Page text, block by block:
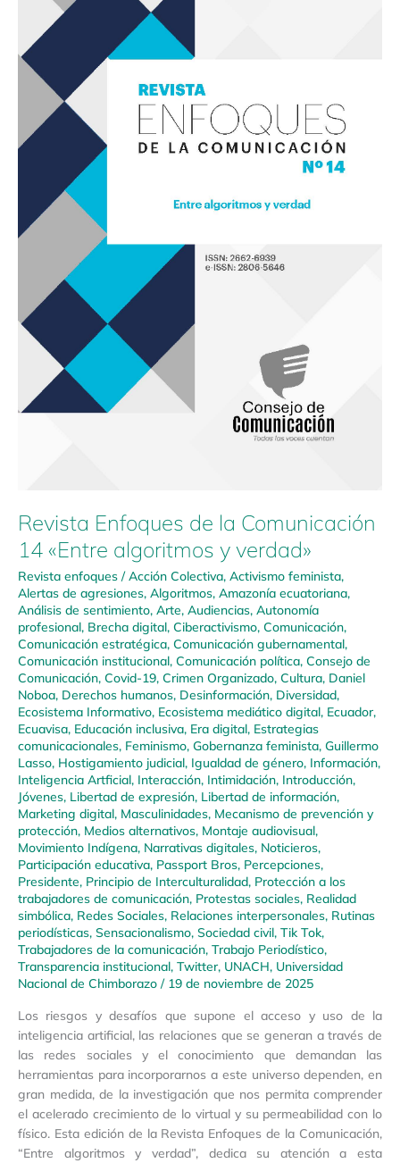
Revista Enfoques de la Comunicación
14 «Entre algoritmos y verdad»
Revista enfoques /Acción Colectiva, Activismo feminista,
Alertas de agresiones, Algoritmos, Amazonía ecuatoriana,
Análisis de sentimiento, Arte, Audiencias, Autonomía
profesional, Brecha digital, Ciberactivismo, Comunicación,
Comunicación estratégica, Comunicación gubernamental,
Comunicación institucional, Comunicación política, Consejo de
Comunicación, Covid-19, Crimen Organizado, Cultura, Daniel
Noboa, Derechos humanos, Desinformación, Diversidad,
Ecosistema Informativo, Ecosistema mediático digital, Ecuador,
Ecuavisa, Educación inclusiva, Era digital, Estrategias
comunicacionales, Feminismo, Gobernanza feminista, Guillermo
Lasso, Hostigamiento judicial, Igualdad de género, Información,
Inteligencia Artficial, Interacción, Intimidación, Introducción,
Jóvenes, Libertad de expresión, Libertad de información,
Marketing digital, Masculinidades, Mecanismo de prevención y
protección, Medios alternativos, Montaje audiovisual,
Movimiento Indígena, Narrativas digitales, Noticieros,
Participación educativa, Passport Bros, Percepciones,
Presidente, Principio de Interculturalidad, Protección a los
trabajadores de comunicación, Protestas sociales, Realidad
simbólica, Redes Sociales, Relaciones interpersonales, Rutinas
periodísticas, Sensacionalismo, Sociedad civil, Tik Tok,
Trabajadores de la comunicación, Trabajo Periodístico,
Transparencia institucional, Twitter, UNACH, Universidad
Nacional de Chimborazo / 19 de noviembre de 2025
Los riesgos y desafíos que supone el acceso y uso de la
inteligencia artificial, las relaciones que se generan a través de
las redes sociales y el conocimiento que demandan las
herramientas para incorporarnos a este universo dependen, en
gran medida, de la investigación que nos permita comprender
el acelerado crecimiento de lo virtual y su permeabilidad con lo
físico. Esta edición de la Revista Enfoques de la Comunicación,
“Entre algoritmos y verdad”, dedica su atención a esta
Enfoques
la
Comunicación
«Entre
algoritmos
y